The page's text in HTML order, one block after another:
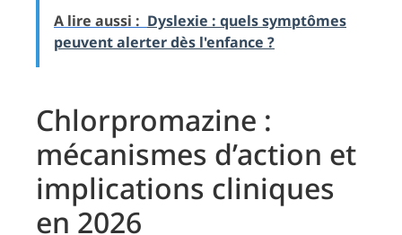
A lire aussi : Dyslexie : quels symptômes
peuvent alerter dès l'enfance ?
Chlorpromazine :
mécanismes d’action et
implications cliniques
en 2026